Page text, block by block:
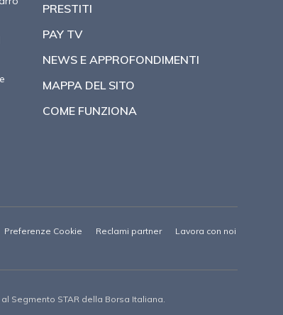
PRESTITI
PAY TV
NEWS E APPROFONDIMENTI
MAPPA DEL SITO
COME FUNZIONA
Preferenze Cookie Reclami partner
Lavora con noi
Segmento STAR della Borsa Italiana.